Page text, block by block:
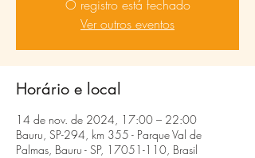
O registro está fechado
Ver outros eventos
Horário e local
14 de nov. de 2024, 17:00 – 22:00
Bauru, SP-294, km 355 - Parque Val de
Palmas, Bauru - SP, 17051-110, Brasil